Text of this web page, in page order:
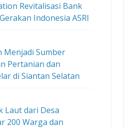
Revitalisasi Bank
Indonesia ASRI
Menjadi Sumber
Pertanian dan
di Siantan Selatan
Laut dari Desa
200 Warga dan